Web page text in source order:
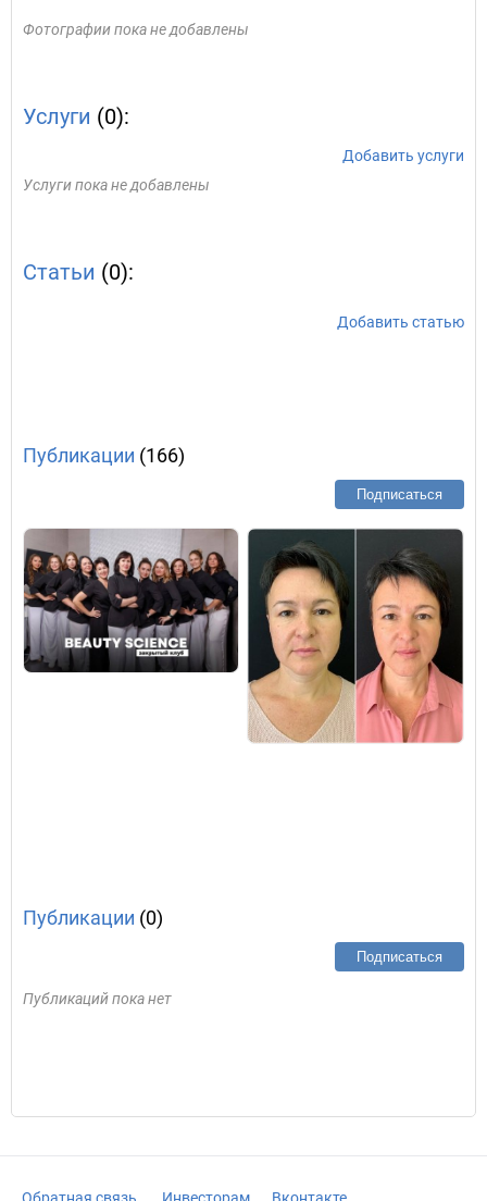
Фотографии пока не добавлены
Услуги (0):
Добавить услуги
Услуги пока не добавлены
Статьи (0):
Добавить статью
Публикации (166)
Подписаться
Публикации (0)
Подписаться
Публикаций пока нет